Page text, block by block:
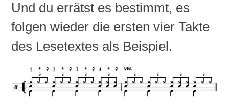
Und du errätst es bestimmt, es
folgen wieder die ersten vier Takte
des Lesetextes als Beispiel.